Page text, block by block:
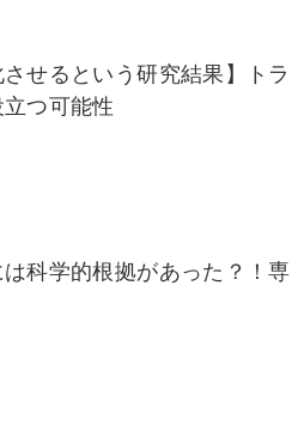
せるという研究結果】トラ
つ可能性
科学的根拠があった？！専